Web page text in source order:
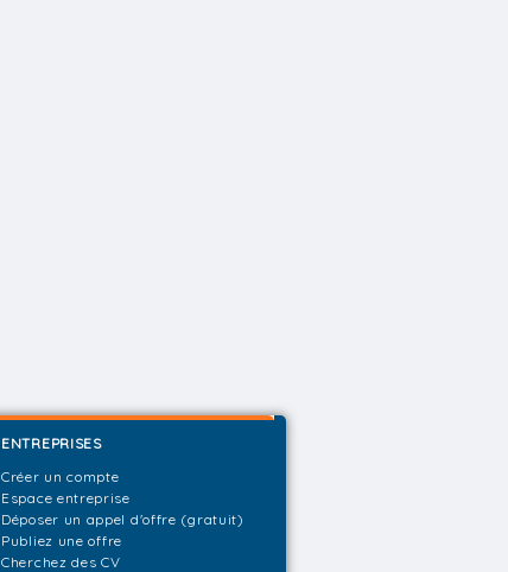
ENTREPRISES
Créer un compte
Espace entreprise
Déposer un appel d'offre (gratuit)
Publiez une offre
Cherchez des CV